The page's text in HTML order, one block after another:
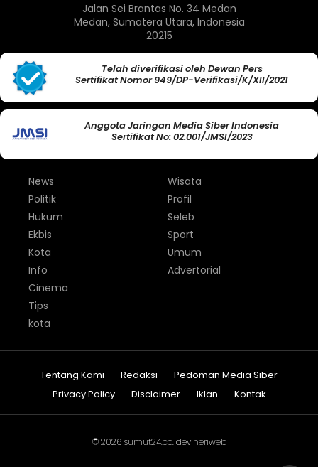
Jalan Sei Brantas No. 34 Medan
Medan, Sumatera Utara, Indonesia
20215
Telah diverifikasi oleh Dewan Pers
Sertifikat Nomor 949/DP-Verifikasi/K/XII/2021
Anggota Jaringan Media Siber Indonesia
Sertifikat No: 02.001/JMSI/2023
News
Politik
Hukum
Ekbis
Kota
Info
Wisata
Profil
Seleb
Sport
Umum
Advertorial
Cinema
Tips
kota
Tentang Kami Redaksi
Pedoman Media Siber
Privacy Policy
Disclaimer Iklan Kontak
© 2026 sumut24.co. dev heriweb